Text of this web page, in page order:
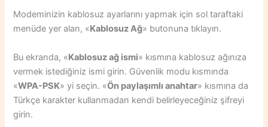
Modeminizin kablosuz ayarlarını yapmak için sol taraftaki
menüde yer alan, «Kablosuz Ağ» butonuna tıklayın.
Bu ekranda, «Kablosuz ağ ismi» kısmına kablosuz ağınıza
vermek istediğiniz ismi girin. Güvenlik modu kısmında
«WPA-PSK» yi seçin. «Ön paylaşımlı anahtar» kısmına da
Türkçe karakter kullanmadan kendi belirleyeceğiniz şifreyi
girin.